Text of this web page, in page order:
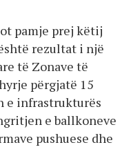
pamje prej këtij
rezultat i një
të Zonave të
përgjatë 15
e infrastrukturës
e ballkoneve
pushuese dhe